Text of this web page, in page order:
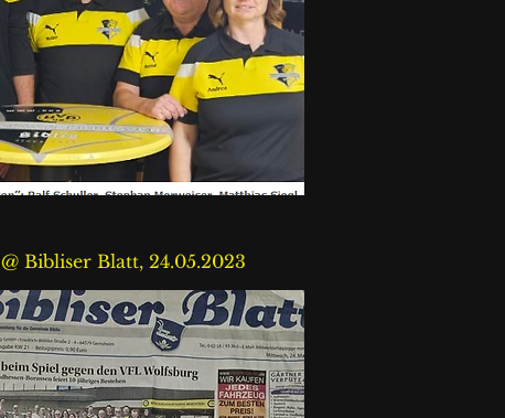
@ Bibliser Blatt, 24.05.2023